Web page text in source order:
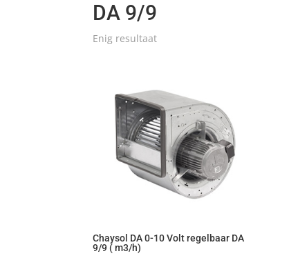
DA 9/9
Enig resultaat
Chaysol DA 0-10 Volt regelbaar DA
9/9 ( m3/h)